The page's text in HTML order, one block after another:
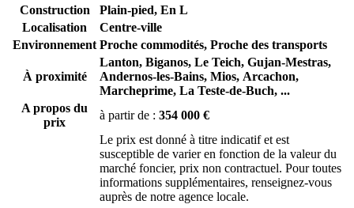
Construction
Plain-pied, En L
Localisation
Centre-ville
Environnement Proche commodités, Proche des transports
À proximité
Lanton, Biganos, Le Teich, Gujan-Mestras,
Andernos-les-Bains, Mios, Arcachon,
Marcheprime, La Teste-de-Buch, ...
A propos du
prix
à partir de : 354 000 €
Le prix est donné à titre indicatif et est
susceptible de varier en fonction de la valeur du
marché foncier, prix non contractuel. Pour toutes
informations supplémentaires, renseignez-vous
auprès de notre agence locale.